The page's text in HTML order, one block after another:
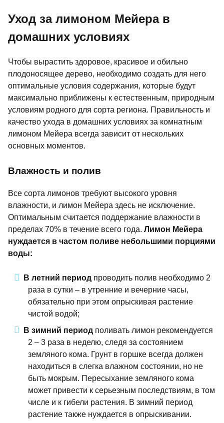
Уход за лимоном Мейера в
домашних условиях
Чтобы вырастить здоровое, красивое и обильно
плодоносящее дерево, необходимо создать для него
оптимальные условия содержания, которые будут
максимально приближены к естественным, природным
условиям родного для сорта региона. Правильность и
качество ухода в домашних условиях за комнатным
лимоном Мейера всегда зависит от нескольких
основных моментов.
Влажность и полив
Все сорта лимонов требуют высокого уровня
влажности, и лимон Мейера здесь не исключение.
Оптимальным считается поддержание влажности в
пределах 70% в течение всего года. Лимон Мейера
нуждается в частом поливе небольшими порциями
воды:
В летний период проводить полив необходимо 2
раза в сутки – в утренние и вечерние часы,
обязательно при этом опрыскивая растение
чистой водой;
В зимний период поливать лимон рекомендуется
2 – 3 раза в неделю, следя за состоянием
земляного кома. Грунт в горшке всегда должен
находиться в слегка влажном состоянии, но не
быть мокрым. Пересыхание земляного кома
может привести к серьезным последствиям, в том
числе и к гибели растения. В зимний период
растение также нуждается в опрыскивании.